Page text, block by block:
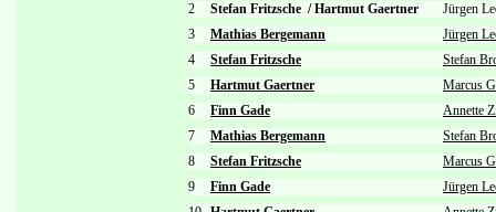
2
Stefan Fritzsche /Hartmut Gaertner
Jürgen
3
Mathias Bergemann
Jürgen
4
Stefan Fritzsche
Stefan
5
Hartmut Gaertner
Marcus
6
Finn Gade
Annette
7
Mathias Bergemann
Stefan
8
Stefan Fritzsche
Marcus
9
Finn Gade
Jürgen